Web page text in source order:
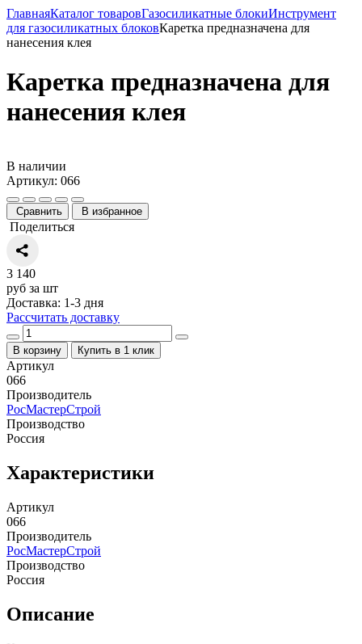
ГлавнаяКаталог товаровГазосиликатные блокиИнструмент
для газосиликатных блоковКаретка предназначена для
нанесения клея
Каретка предназначена для
нанесения клея
В наличии
Артикул: 066
Сравнить В избранное
Поделиться
3 140
руб за шт
Доставка: 1-3 дня
Рассчитать доставку
В корзину Купить в 1 клик
Артикул
066
Производитель
РосМастерСтрой
Производство
Россия
Характеристики
Артикул
066
Производитель
РосМастерСтрой
Производство
Россия
Описание